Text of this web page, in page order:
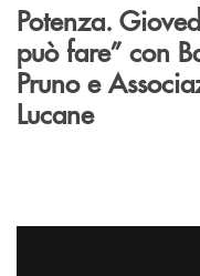
Potenza.
può fare” con
Pruno e
Lucane